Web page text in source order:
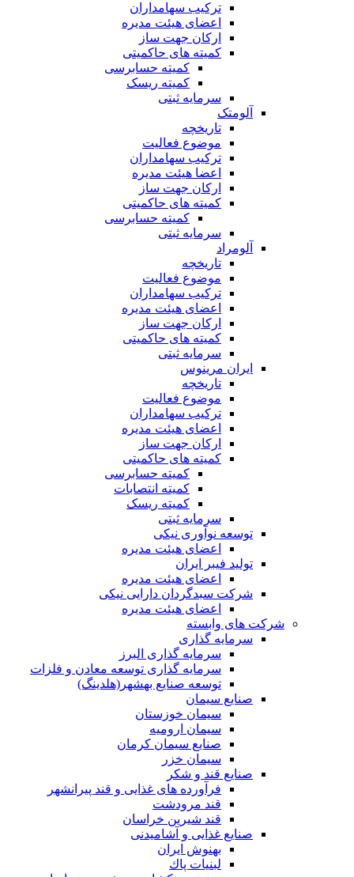
ترکیب سهامداران
اعضای هیئت مدیره
ارکان جهت ساز
کمیته های حاکمیتی
کمیته حسابرسی
کمیته ریسک
سرمایه ثبتی
آلومتک
تاریخچه
موضوع فعالیت
ترکیب سهامداران
اعضا هیئت مدیره
ارکان جهت ساز
کمیته های حاکمیتی
کمیته حسابرسی
سرمایه ثبتی
آلومراد
تاریخچه
موضوع فعالیت
ترکیب سهامداران
اعضای هیئت مدیره
ارکان جهت ساز
کمیته های حاکمیتی
سرمایه ثبتی
ایران مرینوس
تاریخچه
موضوع فعالیت
ترکیب سهامداران
اعضای هیئت مدیره
ارکان جهت ساز
کمیته های حاکمیتی
کمیته حسابرسی
کمیته انتصابات
کمیته ریسک
سرمایه ثبتی
توسعه نوآوری نیکی
اعضای هیئت مدیره
تولید فیبر ایران
اعضای هیئت مدیره
شرکت سبدگردان دارایی نیکی
اعضای هیئت مدیره
شرکت های وابسته
سرمایه گذاری
سرمایه گذاری البرز
سرمایه گذاری توسعه معادن و فلزات
توسعه‌ صنایع‌ بهشهر(هلدینگ)
صنایع سیمان
سیمان خوزستان
سیمان ارومیه
صنایع سیمان کرمان
سیمان خزر
صنایع قند و شکر
فرآورده های غذایی و قند پیرانشهر
قند مرودشت
قند شیرین خراسان
صنایع غذايی و آشاميدنی
بهنوش ایران
لبنيات پاك